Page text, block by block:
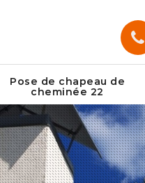
Pose de chapeau de
cheminée 22